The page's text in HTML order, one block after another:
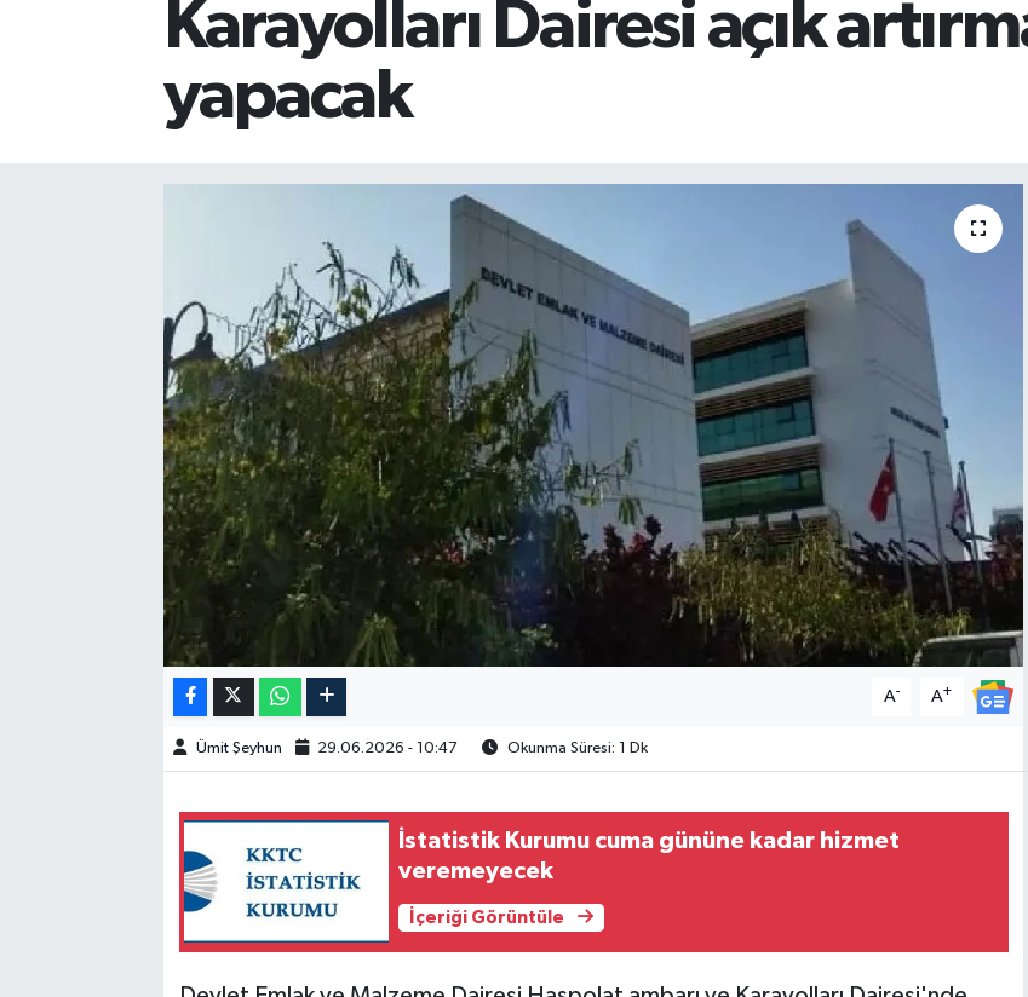
Karayolları Dairesi açık
yapacak
A- A+
Ümit Şeyhun 29.06.2026 - 10:47 Okunma Süresi: 1 Dk
İstatistik Kurumu cuma gününe kadar hizmet
veremeyecek
İçeriği Görüntüle